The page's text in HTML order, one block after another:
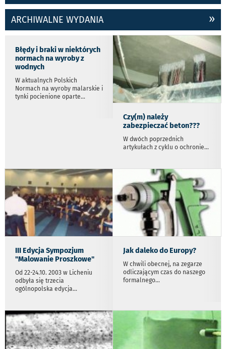
ARCHIWALNE WYDANIA
Błędy i braki w niektórych
normach na wyroby z
wodnych
W aktualnych Polskich
Normach na wyroby malarskie i
tynki pocienione oparte...
Czy(m) należy
zabezpieczać beton???
W dwóch poprzednich
artykułach z cyklu o ochronie...
III Edycja Sympozjum
"Malowanie Proszkowe"
Od 22-24.10. 2003 w Licheniu
odbyła się trzecia
ogólnopolska edycja...
Jak daleko do Europy?
W chwili obecnej, na zegarze
odliczającym czas do naszego
formalnego...